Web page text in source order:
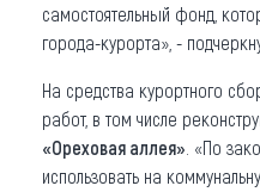
самостоятельный фонд,
города-курорта», -
На средства курортного
работ, в том числе
«Ореховая аллея» . «По
использовать на